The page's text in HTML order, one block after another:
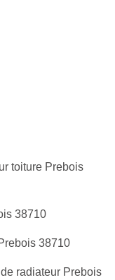
toiture Prebois
38710
38710
radiateur Prebois